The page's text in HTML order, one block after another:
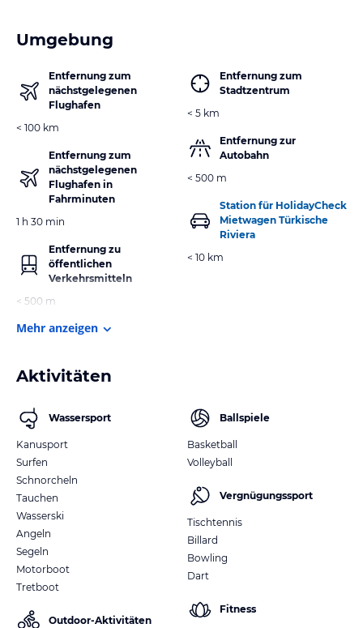
Umgebung
Entfernung zum
nächstgelegenen
Flughafen
< 100 km
Entfernung zum
nächstgelegenen
Flughafen in
Fahrminuten
1 h 30 min
Entfernung zu
öffentlichen
Verkehrsmitteln
< 500 m
Entfernung zum
Stadtzentrum
< 5 km
Entfernung zur
Autobahn
< 500 m
Station für HolidayCheck
Mietwagen Türkische
Riviera
< 10 km
Mehr anzeigen
Aktivitäten
Wassersport
Kanusport
Surfen
Schnorcheln
Tauchen
Wasserski
Angeln
Segeln
Motorboot
Tretboot
Outdoor-Aktivitäten
Ballspiele
Basketball
Volleyball
Vergnügungssport
Tischtennis
Billard
Bowling
Dart
Fitness